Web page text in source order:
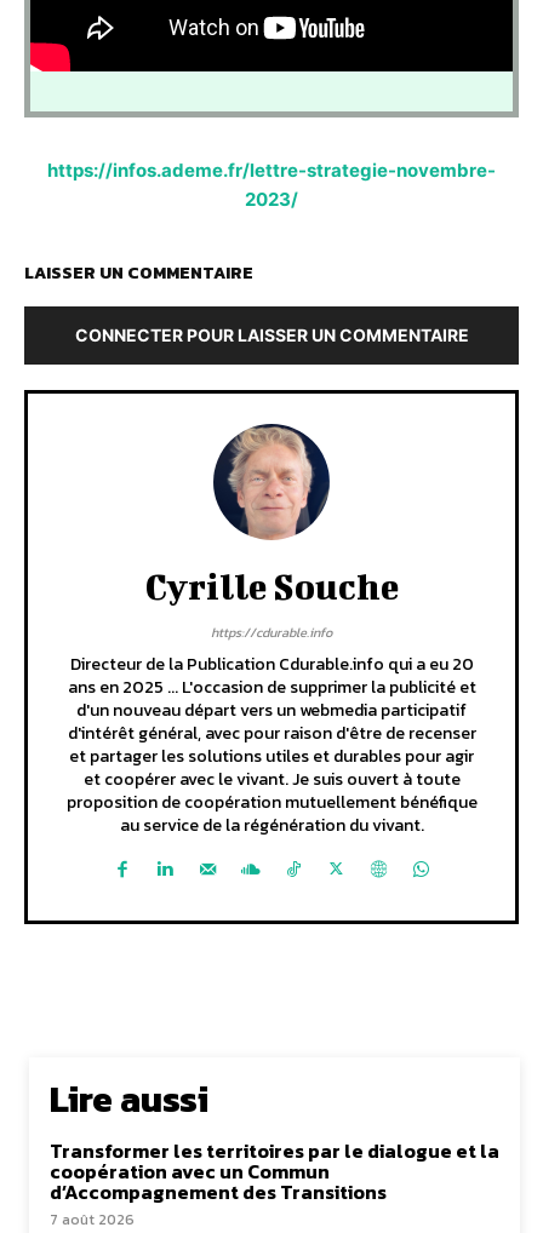
https://infos.ademe.fr/lettre-strategie-novembre-
2023/
LAISSER UN COMMENTAIRE
CONNECTER POUR LAISSER UN COMMENTAIRE
Cyrille Souche
https://cdurable.info
Directeur de la Publication Cdurable.info qui a eu 20
ans en 2025 ... L'occasion de supprimer la publicité et
d'un nouveau départ vers un webmedia participatif
d'intérêt général, avec pour raison d'être de recenser
et partager les solutions utiles et durables pour agir
et coopérer avec le vivant. Je suis ouvert à toute
proposition de coopération mutuellement bénéfique
au service de la régénération du vivant.
Lire aussi
Transformer les territoires par le dialogue et la
coopération avec un Commun
d’Accompagnement des Transitions
7 août 2026